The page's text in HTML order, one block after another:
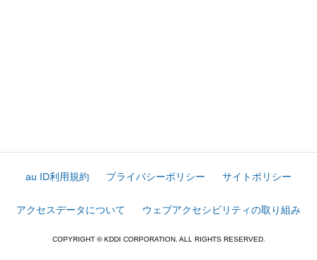
au ID利用規約 プライバシーポリシー サイトポリシー
アクセスデータについて ウェブアクセシビリティの取り組み
COPYRIGHT © KDDI CORPORATION. ALL RIGHTS RESERVED.